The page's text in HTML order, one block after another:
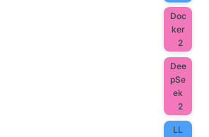
Doc
ker
2
Dee
pSe
ek
2
LL